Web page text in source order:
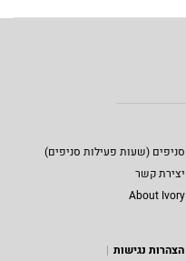
סניפים (שעות פעילות סניפים)
יצירת קשר
About Ivory
הצהרות נגישות